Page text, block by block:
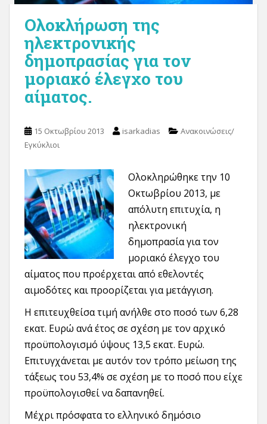
Ολοκλήρωση της
ηλεκτρονικής
δημοπρασίας για τον
μοριακό έλεγχο του
αίματος.
15 Οκτωβρίου 2013 isarkadias
Ανακοινώσεις/
Εγκύκλιοι
Ολοκληρώθηκε την 10
Οκτωβρίου 2013, με
απόλυτη επιτυχία, η
ηλεκτρονική
δημοπρασία για τον
μοριακό έλεγχο του
αίματος που προέρχεται από εθελοντές
αιμοδότες και προορίζεται για μετάγγιση.
Η επιτευχθείσα τιμή ανήλθε στο ποσό των 6,28
εκατ. Ευρώ ανά έτος σε σχέση με τον αρχικό
προϋπολογισμό ύψους 13,5 εκατ. Ευρώ.
Επιτυγχάνεται με αυτόν τον τρόπο μείωση της
τάξεως του 53,4% σε σχέση με το ποσό που είχε
προϋπολογισθεί να δαπανηθεί.
Μέχρι πρόσφατα το ελληνικό δημόσιο